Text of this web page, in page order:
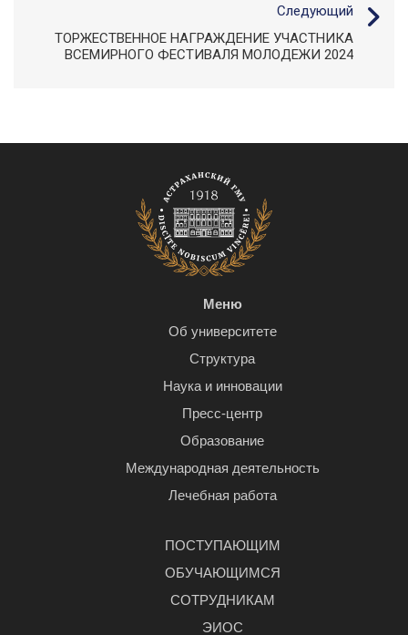
Следующий
ТОРЖЕСТВЕННОЕ НАГРАЖДЕНИЕ УЧАСТНИКА
ВСЕМИРНОГО ФЕСТИВАЛЯ МОЛОДЕЖИ 2024
Меню
Об университете
Структура
Наука и инновации
Пресс-центр
Образование
Международная деятельность
Лечебная работа
ПОСТУПАЮЩИМ
ОБУЧАЮЩИМСЯ
СОТРУДНИКАМ
ЭИОС